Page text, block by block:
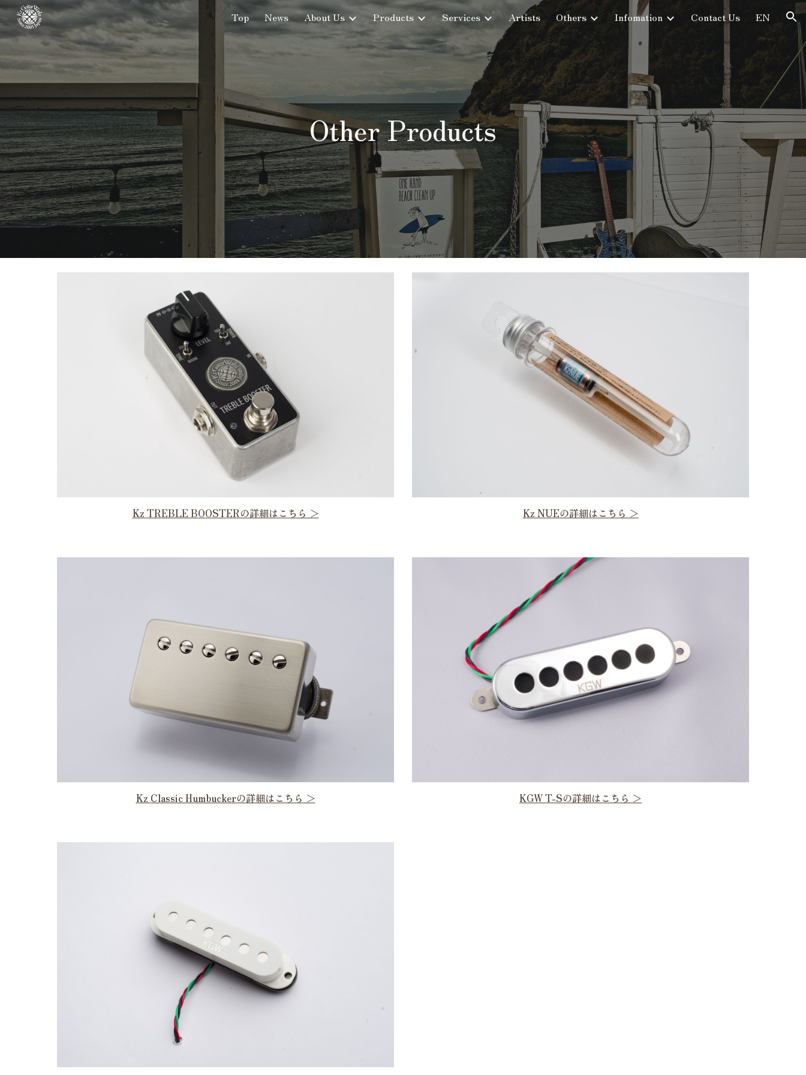
Skip to main content Skip to navigation
Top News About Us Products Services Artists Others Infomation Contact Us EN
Other Products
Kz TREBLE BOOSTERの詳細はこちら ＞ Kz NUEの詳細はこちら ＞
Kz Classic Humbuckerの詳細はこちら ＞ KGW T-Sの詳細はこちら ＞